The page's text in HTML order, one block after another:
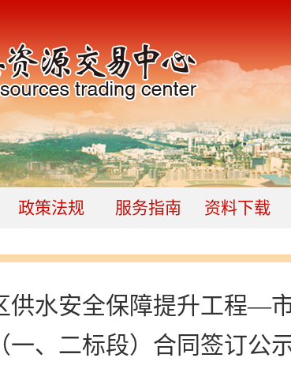
政策法规 服务指南 资料下载
供水安全保障提升工程—
一、二标段）合同签订公